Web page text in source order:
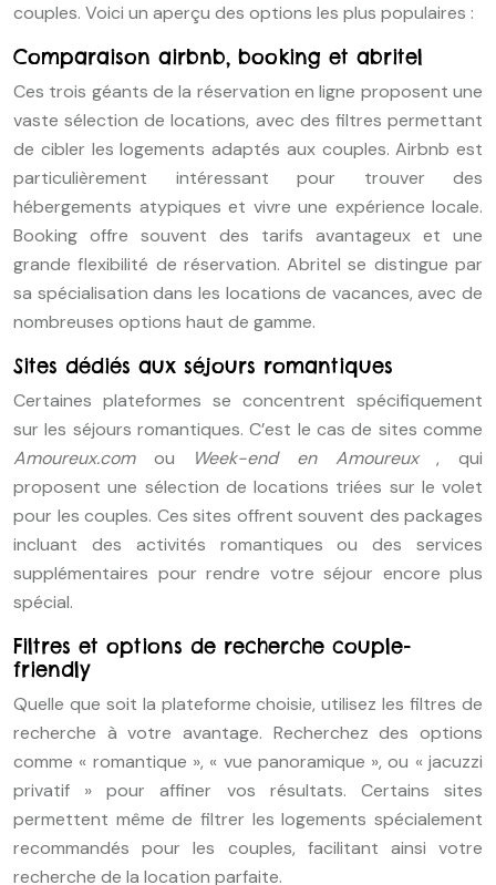
couples. Voici un aperçu des options les plus populaires :
Comparaison airbnb, booking et abritel
Ces trois géants de la réservation en ligne proposent une
vaste sélection de locations, avec des filtres permettant
de cibler les logements adaptés aux couples. Airbnb est
particulièrement intéressant pour trouver des
hébergements atypiques et vivre une expérience locale.
Booking offre souvent des tarifs avantageux et une
grande flexibilité de réservation. Abritel se distingue par
sa spécialisation dans les locations de vacances, avec de
nombreuses options haut de gamme.
Sites dédiés aux séjours romantiques
Certaines plateformes se concentrent spécifiquement
sur les séjours romantiques. C’est le cas de sites comme
Amoureux.com ou Week-end en Amoureux, qui
proposent une sélection de locations triées sur le volet
pour les couples. Ces sites offrent souvent des packages
incluant des activités romantiques ou des services
supplémentaires pour rendre votre séjour encore plus
spécial.
Filtres et options de recherche couple-
friendly
Quelle que soit la plateforme choisie, utilisez les filtres de
recherche à votre avantage. Recherchez des options
comme « romantique », « vue panoramique », ou « jacuzzi
privatif » pour affiner vos résultats. Certains sites
permettent même de filtrer les logements spécialement
recommandés pour les couples, facilitant ainsi votre
recherche de la location parfaite.